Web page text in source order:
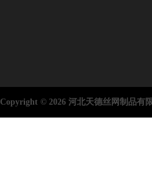
Copyright © 2026 河北天德丝网制品有